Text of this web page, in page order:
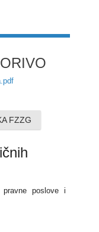
FZZG
poslove i